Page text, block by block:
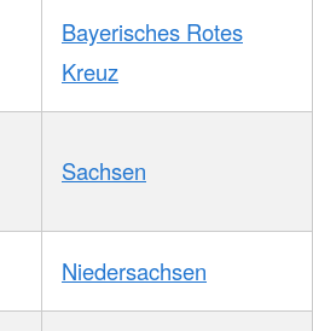
Bayerisches Rotes
Kreuz
Sachsen
Niedersachsen